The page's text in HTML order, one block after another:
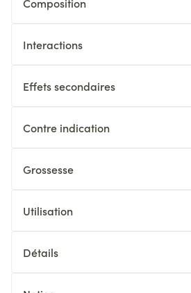
Interactions
Effets secondaires
Contre indication
Grossesse
Utilisation
Détails